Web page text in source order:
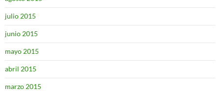
julio 2015
junio 2015
mayo 2015
abril 2015
marzo 2015